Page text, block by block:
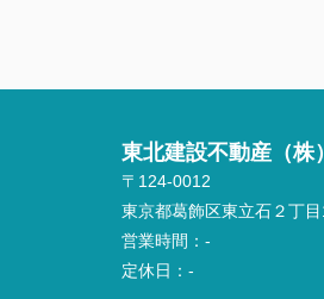
東北建設不動産（株）
〒124-0012
東京都葛飾区東立石２丁
営業時間： -
定休日： -